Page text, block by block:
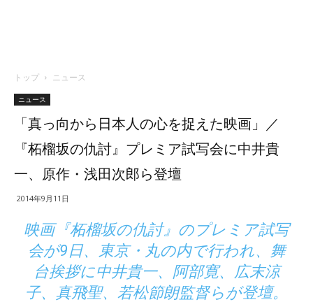
トップ ニュース
ニュース
「真っ向から日本人の心を捉えた映画」／
『柘榴坂の仇討』プレミア試写会に中井貴
一、原作・浅田次郎ら登壇
2014年9月11日
映画『柘榴坂の仇討』のプレミア試写
会が9日、東京・丸の内で行われ、舞
台挨拶に中井貴一、阿部寛、広末涼
子、真飛聖、若松節朗監督らが登壇。